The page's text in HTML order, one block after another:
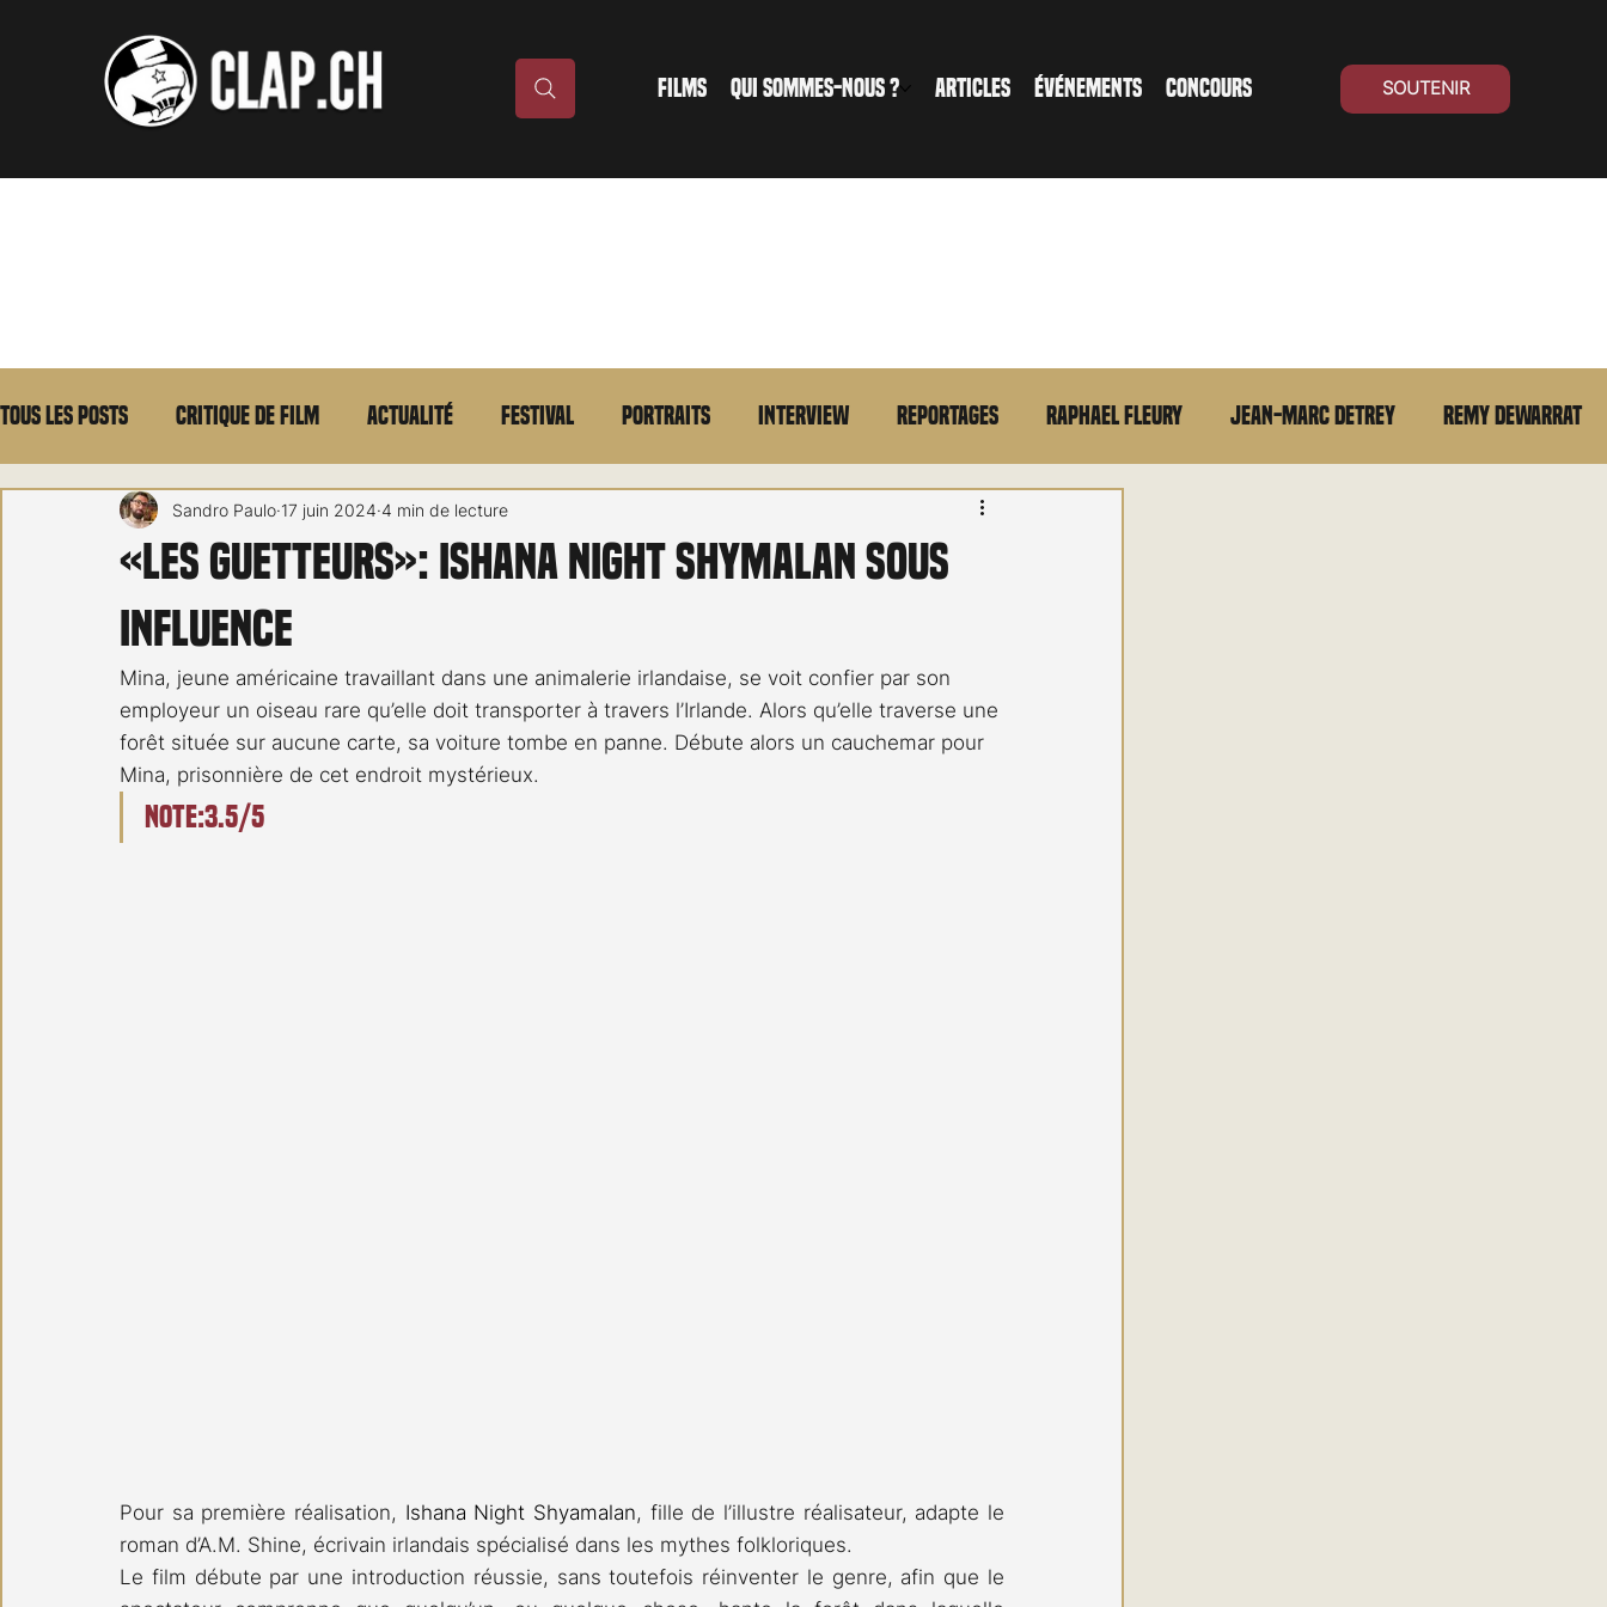
FILMS QUI SOMMES-NOUS ? ARTICLES ÉVÉNEMENTS CONCOURS SOUTENIR
Tous les posts Critique de film Actualité Festival Portraits Interview Reportages Raphael Fleury Jean-Marc Detrey Remy Dewarrat
Max Borg Laurent Scherlen Memento
Carnet noir Open Air
«Les Guetteurs»: Ishana Night Shymalan sous
influence
Sandro Paulo 17 juin 2024 4 min de lecture
Mina, jeune américaine travaillant dans une animalerie irlandaise, se voit confier par son
employeur un oiseau rare qu’elle doit transporter à travers l’Irlande. Alors qu’elle traverse une
forêt située sur aucune carte, sa voiture tombe en panne. Débute alors un cauchemar pour
Mina, prisonnière de cet endroit mystérieux.
Note:3.5/5
Pour sa première réalisation, Ishana Night Shyamalan, fille de l’illustre réalisateur, adapte le
roman d’A.M. Shine, écrivain irlandais spécialisé dans les mythes folkloriques.
Le film débute par une introduction réussie, sans toutefois réinventer le genre, afin que le